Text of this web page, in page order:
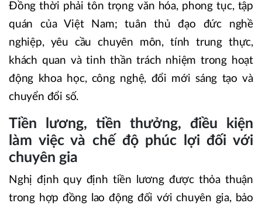
Đồng thời phải tôn trọng văn hóa, phong tục, tập
quán của Việt Nam; tuân thủ đạo đức nghề
nghiệp, yêu cầu chuyên môn, tính trung thực,
khách quan và tinh thần trách nhiệm trong hoạt
động khoa học, công nghệ, đổi mới sáng tạo và
chuyển đổi số.
Tiền lương, tiền thưởng, điều kiện
làm việc và chế độ phúc lợi đối với
chuyên gia
Nghị định quy định tiền lương được thỏa thuận
trong hợp đồng lao động đối với chuyên gia, bảo